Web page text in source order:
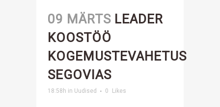
09 MÄRTS LEADER
KOOSTÖÖ
KOGEMUSTEVAHETUS
SEGOVIAS
18:58h in Uudised 0 Likes